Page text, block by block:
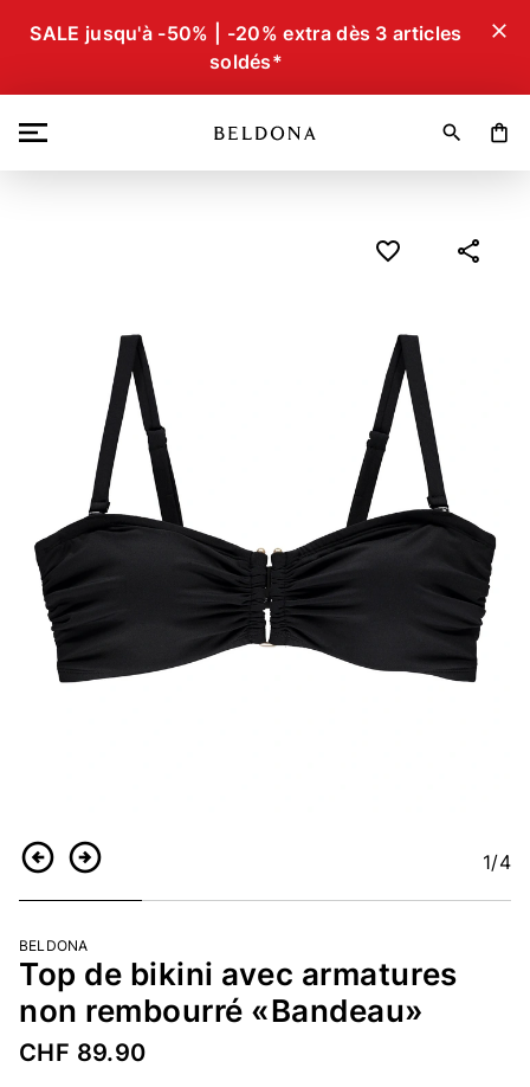
SALE jusqu'à -50% | -20% extra dès 3 articles
soldés*
close
search shopping_bag
RetourContinuer 1/4
BELDONA
Top de bikini avec armatures
non rembourré «Bandeau»
CHF 89.90